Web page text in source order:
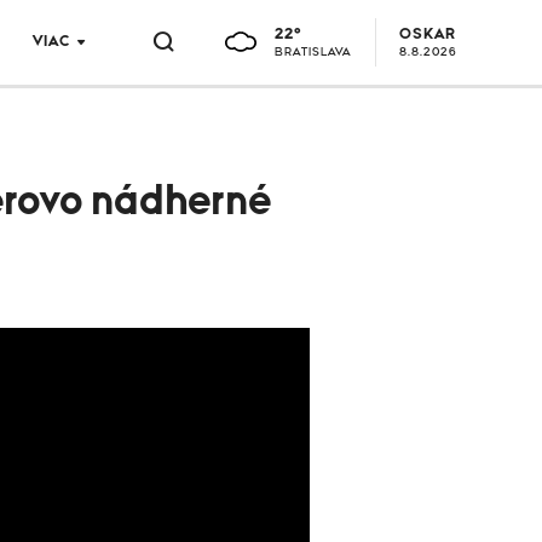
VIAC 22°
BRATISLAVA
OSKAR
8.8.2026
nádherné